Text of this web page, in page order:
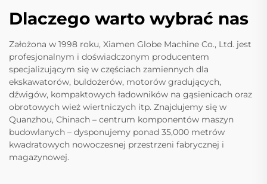
Dlaczego warto wybrać nas
Założona w 1998 roku, Xiamen Globe Machine Co., Ltd. jest
profesjonalnym i doświadczonym producentem
specjalizującym się w częściach zamiennych dla
ekskawatorów, buldożerów, motorów gradujących,
dźwigów, kompaktowych ładowników na gąsienicach oraz
obrotowych wież wiertniczych itp. Znajdujemy się w
Quanzhou, Chinach – centrum komponentów maszyn
budowlanych – dysponujemy ponad 35,000 metrów
kwadratowych nowoczesnej przestrzeni fabrycznej i
magazynowej.